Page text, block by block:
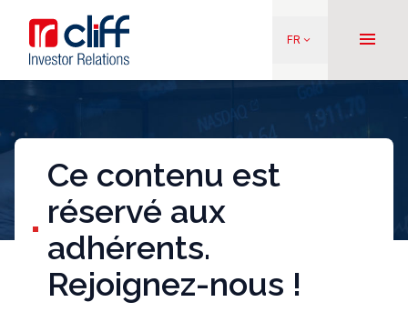
contenu
principal
Aller directement au contenu
FR keyboard_arrow_down menu
Ce contenu est
réservé aux
adhérents.
Rejoignez-nous !